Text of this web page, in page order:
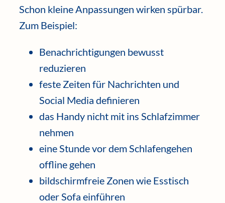
Schon kleine Anpassungen wirken spürbar.
Zum Beispiel:
Benachrichtigungen bewusst
reduzieren
feste Zeiten für Nachrichten und
Social Media definieren
das Handy nicht mit ins Schlafzimmer
nehmen
eine Stunde vor dem Schlafengehen
offline gehen
bildschirmfreie Zonen wie Esstisch
oder Sofa einführen